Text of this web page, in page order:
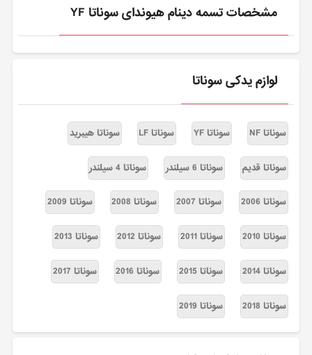
مشخصات تسمه دینام هیوندای سوناتا YF
لوازم یدکی سوناتا
سوناتا NF سوناتا YF سوناتا LF سوناتا هیبرید
سوناتا قدیم سوناتا 6 سیلندر سوناتا 4 سیلندر
سوناتا 2006 سوناتا 2007 سوناتا 2008 سوناتا 2009
سوناتا 2010 سوناتا 2011 سوناتا 2012 سوناتا 2013
سوناتا 2014 سوناتا 2015 سوناتا 2016 سوناتا 2017
سوناتا 2018 سوناتا 2019